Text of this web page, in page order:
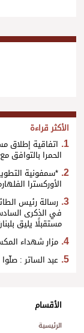
الأكثر قراءة
اتفاقية إطلاق
الحمرا بالتوافق
*سمفونية
الأوركسترا
رسالة رئيس
في الذكرى
مستقبلًا يليق
مزار شهداء
عبد الساتر :
الأقسام
الرئيسية